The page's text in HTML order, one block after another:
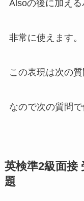
Alsoの後に加える
非常に使えます。
この表現は次の質
なので次の質問で
英検準2級面接
題